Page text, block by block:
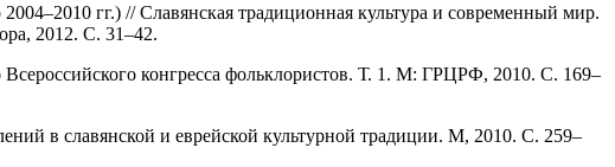
гг.) // Славянская традиционная культура и современный мир.
2012. С. 31–42.
Всероссийского конгресса фольклористов. Т. 1. М: ГРЦРФ, 2010. С. 169–
в славянской и еврейской культурной традиции. М, 2010. С. 259–